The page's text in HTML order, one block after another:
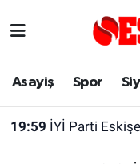
Asayiş Spor
19:59 İYİ Parti
Asayiş
Yaşam
Eskişehir